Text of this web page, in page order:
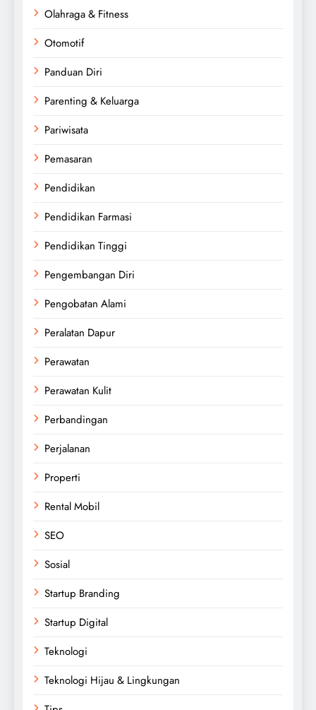
Olahraga & Fitness
Otomotif
Panduan Diri
Parenting & Keluarga
Pariwisata
Pemasaran
Pendidikan
Pendidikan Farmasi
Pendidikan Tinggi
Pengembangan Diri
Pengobatan Alami
Peralatan Dapur
Perawatan
Perawatan Kulit
Perbandingan
Perjalanan
Properti
Rental Mobil
SEO
Sosial
Startup Branding
Startup Digital
Teknologi
Teknologi Hijau & Lingkungan